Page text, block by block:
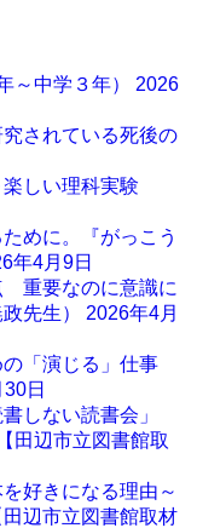
～中学３年） 2026
究されている死後の
しい理科実験
めに。『がっこう
年4月9日
重要なのに意識に
先生） 2026年4月
の「演じる」仕事
日
しない読書会」
田辺市立図書館取
好きになる理由～
辺市立図書館取材